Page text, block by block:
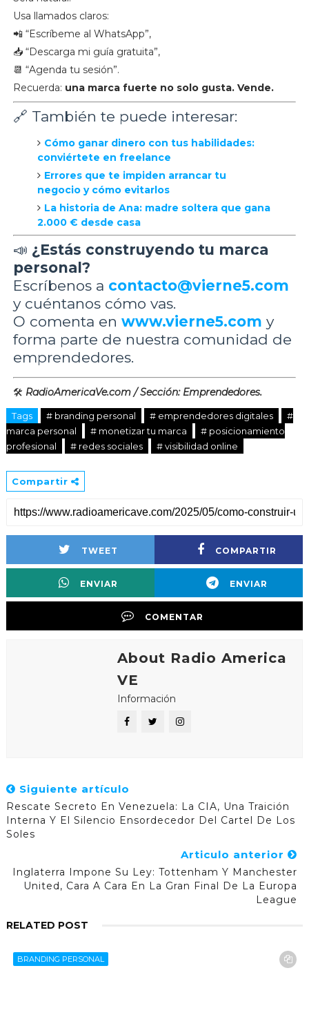
Usa llamados claros:
📲 “Escríbeme al WhatsApp”,
📥 “Descarga mi guía gratuita”,
📆 “Agenda tu sesión”.
Recuerda: una marca fuerte no solo gusta. Vende.
🔗 También te puede interesar:
Cómo ganar dinero con tus habilidades:
conviértete en freelance
Errores que te impiden arrancar tu
negocio y cómo evitarlos
La historia de Ana: madre soltera que gana
2.000 € desde casa
📣 ¿Estás construyendo tu marca
personal?
Escríbenos a contacto@vierne5.com
y cuéntanos cómo vas.
O comenta en www.vierne5.com y
forma parte de nuestra comunidad de
emprendedores.
🛠️ RadioAmericaVe.com / Sección: Emprendedores.
Tags # branding personal # emprendedores digitales
#
marca personal
# monetizar tu marca
# posicionamiento
profesional
# redes sociales # visibilidad online
Compartir
TWEET COMPARTIR
ENVIAR ENVIAR
COMENTAR
About Radio America
VE
Información
Siguiente artículo
Rescate Secreto En Venezuela: La CIA, Una Traición
Interna Y El Silencio Ensordecedor Del Cartel De Los
Soles
Articulo anterior
Inglaterra Impone Su Ley: Tottenham Y Manchester
United, Cara A Cara En La Gran Final De La Europa
League
RELATED POST
BRANDING PERSONAL